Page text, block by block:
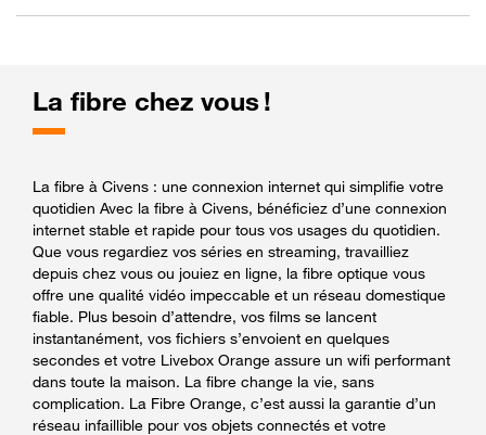
La fibre chez vous !
La fibre à Civens : une connexion internet qui simplifie votre
quotidien Avec la fibre à Civens, bénéficiez d’une connexion
internet stable et rapide pour tous vos usages du quotidien.
Que vous regardiez vos séries en streaming, travailliez
depuis chez vous ou jouiez en ligne, la fibre optique vous
offre une qualité vidéo impeccable et un réseau domestique
fiable. Plus besoin d’attendre, vos films se lancent
instantanément, vos fichiers s’envoient en quelques
secondes et votre Livebox Orange assure un wifi performant
dans toute la maison. La fibre change la vie, sans
complication. La Fibre Orange, c’est aussi la garantie d’un
réseau infaillible pour vos objets connectés et votre